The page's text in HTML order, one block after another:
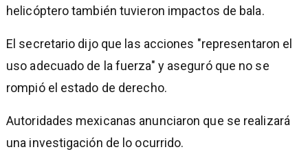
helicóptero también tuvieron impactos de bala.
El secretario dijo que las acciones "representaron el
uso adecuado de la fuerza" y aseguró que no se
rompió el estado de derecho.
Autoridades mexicanas anunciaron que se realizará
una investigación de lo ocurrido.